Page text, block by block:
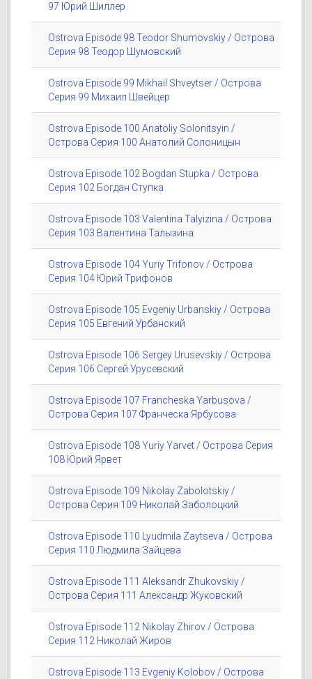
97 Юрий Шиллер
Ostrova Episode 98 Teodor Shumovskiy / Острова
Серия 98 Теодор Шумовский
Ostrova Episode 99 Mikhail Shveytser / Острова
Серия 99 Михаил Швейцер
Ostrova Episode 100 Anatoliy Solonitsyin /
Острова Серия 100 Анатолий Солоницын
Ostrova Episode 102 Bogdan Stupka / Острова
Серия 102 Богдан Ступка
Ostrova Episode 103 Valentina Talyizina / Острова
Серия 103 Валентина Талызина
Ostrova Episode 104 Yuriy Trifonov / Острова
Серия 104 Юрий Трифонов
Ostrova Episode 105 Evgeniy Urbanskiy / Острова
Серия 105 Евгений Урбанский
Ostrova Episode 106 Sergey Urusevskiy / Острова
Серия 106 Сергей Урусевский
Ostrova Episode 107 Francheska Yarbusova /
Острова Серия 107 Франческа Ярбусова
Ostrova Episode 108 Yuriy Yarvet / Острова Серия
108 Юрий Ярвет
Ostrova Episode 109 Nikolay Zabolotskiy /
Острова Серия 109 Николай Заболоцкий
Ostrova Episode 110 Lyudmila Zaytseva / Острова
Серия 110 Людмила Зайцева
Ostrova Episode 111 Aleksandr Zhukovskiy /
Острова Серия 111 Александр Жуковский
Ostrova Episode 112 Nikolay Zhirov / Острова
Серия 112 Николай Жиров
Ostrova Episode 113 Evgeniy Kolobov / Острова